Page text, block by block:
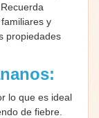
y
propiedades
lo que es ideal
de fiebre.